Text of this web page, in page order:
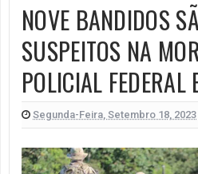
NOVE BANDIDOS
SUSPEITOS NA
POLICIAL FEDERAL
Segunda-Feira, Setembro 18, 2023